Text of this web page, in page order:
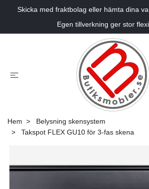
Skicka med fraktbolag eller hämta dina
Egen tillverkning ger stor
Hem
Belysning skensystem
Takspot FLEX GU10 för 3-fas skena